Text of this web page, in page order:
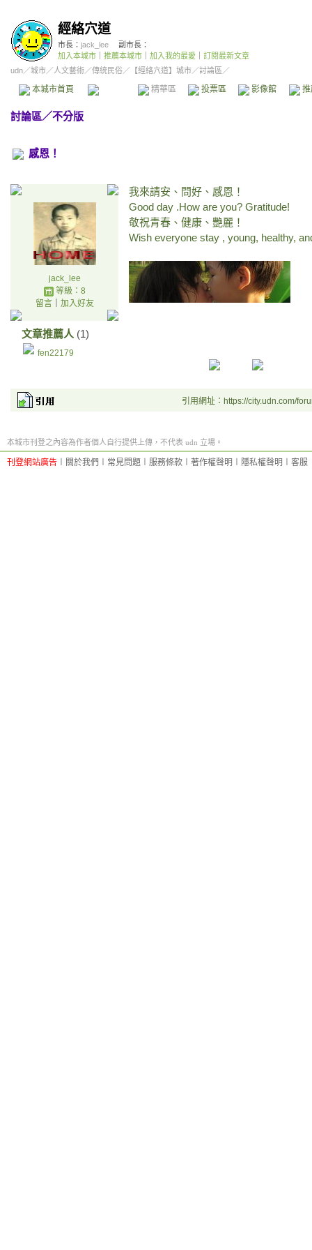
經絡穴道
市長： jack_lee
副市長：
加入本城市
推薦本城市 加入我的最愛
訂閱最新文章
udn／城市／人文藝術／傳統民俗／ 【經絡穴道】城市／討論區／
本城市首頁 精華區 投票區 影像館
討論區／不分版
感恩！
jack_lee
等級：8
留言｜ 加入好友
文章推薦人 (1)
fen22179
我來請安、問好、感恩！
Good day .How are you? Gratitude!
敬祝青春、健康、艷麗！
Wish everyone stay , young, healthy,
引用網址：https://city.udn.com/
本城市刊登之內容為作者個人自行提供上傳，不代表 udn 立場。
刊登網站廣告 關於我們 常見問題 服務條款 著作權聲明 隱私權聲明 客服